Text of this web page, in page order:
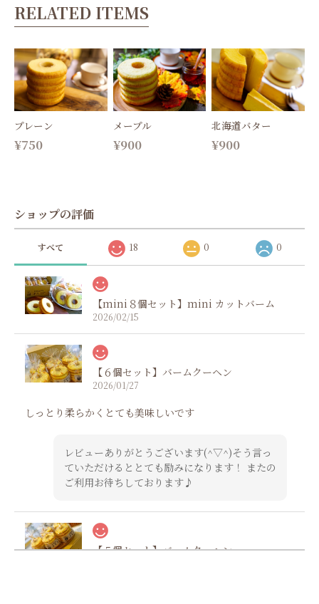
RELATED ITEMS
プレーン
¥750
メープル
¥900
北海道バター
¥900
ショップの評価
すべて 18 0 0
【mini８個セット】mini カットバーム
2026/02/15
【６個セット】バームクーヘン
2026/01/27
しっとり柔らかくとても美味しいです
レビューありがとうございます(^▽^)そう言っ
ていただけるととても励みになります！ またの
ご利用お待ちしております♪
【５個セット】バームクーヘン